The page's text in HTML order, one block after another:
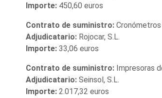
Importe: 450,60 euros
Contrato de suministro: Cronómetros
Adjudicatario: Rojocar, S.L.
Importe: 33,06 euros
Contrato de suministro: Impresoras
Adjudicatario: Seinsol, S.L.
Importe: 2.017,32 euros